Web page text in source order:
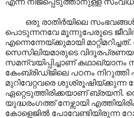
ഒരു രാതിർയിലെ
പൊടുന്നനവേ മൂന്നുപേരുടെ
എന്നെന്നേയ്ക്കുമായി
സെസിലിയമാരുടെ
സമന്വയിപ്പിച്ചാണ് കഥാഖ്യാനം
കേംബ്രിഡ്ജിലെ പഠനം നിറുത്തി
മുറിവേറ്റവരെ ശുശ്രൂഷിയ്ക്കുന്ന
ഏറ്റെടുത്തിരിക്കയാണ് ബ്രയനി.
യുദ്ധരംഗത്ത് നേഴ്സായി
കോളെജിൽ പോവേണ്ടിയിരുന്ന